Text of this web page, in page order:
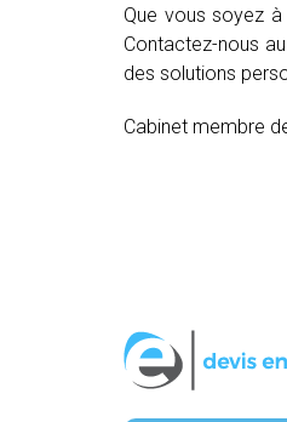
Que vous soyez
Contactez-nous au
des solutions
Cabinet membre